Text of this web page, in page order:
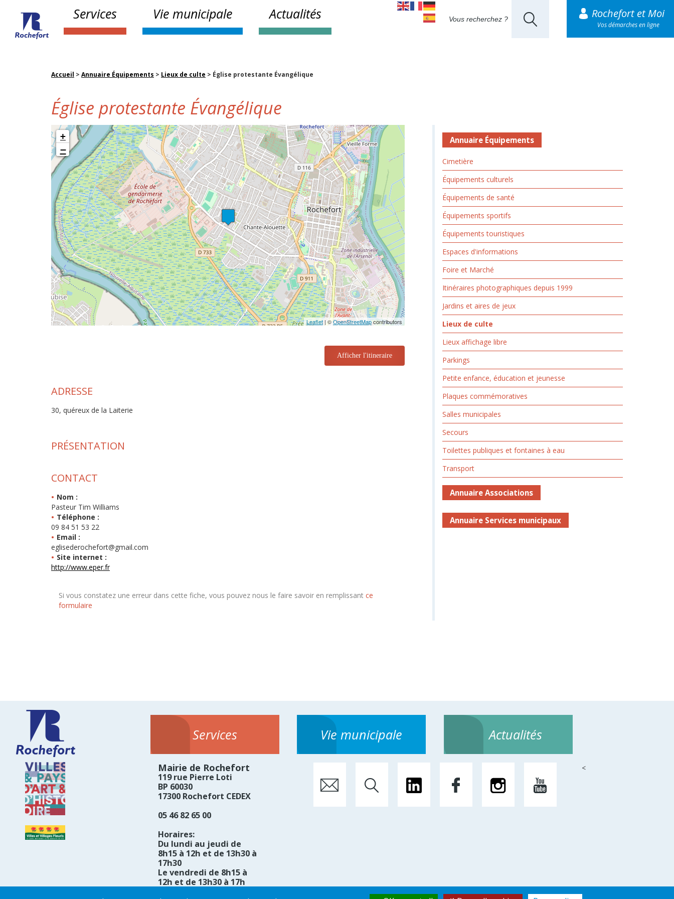
Services Vie municipale Actualités Rochefort et Moi
Vos démarches en ligne
Accueil > Annuaire Équipements > Lieux de culte > Église protestante Évangélique
Église protestante Évangélique
+
−
Leaflet | ©OpenStreetMapcontributors
Afficher l'itineraire
ADRESSE
30, quéreux de la Laiterie
PRÉSENTATION
CONTACT
Nom :
Pasteur Tim Williams
Téléphone :
09 84 51 53 22
Email :
eglisederochefort@gmail.com
Site internet :
http://www.eper.fr
Si vous constatez une erreur dans cette fiche, vous pouvez nous le faire savoir en remplissant ce
formulaire
Annuaire Équipements
Cimetière
Équipements culturels
Équipements de santé
Équipements sportifs
Équipements touristiques
Espaces d'informations
Foire et Marché
Itinéraires photographiques depuis 1999
Jardins et aires de jeux
Lieux de culte
Lieux affichage libre
Parkings
Petite enfance, éducation et jeunesse
Plaques commémoratives
Salles municipales
Secours
Toilettes publiques et fontaines à eau
Transport
Annuaire Associations
Annuaire Services municipaux
Services Vie municipale Actualités
Mairie de Rochefort
119 rue Pierre Loti
BP 60030
17300 Rochefort CEDEX
05 46 82 65 00
Horaires:
Du lundi au jeudi de
8h15 à 12h et de 13h30 à
17h30
Le vendredi de 8h15 à
12h et de 13h30 à 17h
<